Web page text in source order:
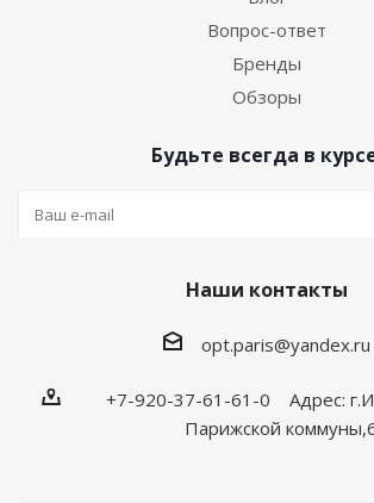
Вопрос-ответ
Бренды
Обзоры
Будьте всегда в
Наши контакты
opt.paris@yandex.ru
+7-920-37-61-61-0 Адрес:
Парижской